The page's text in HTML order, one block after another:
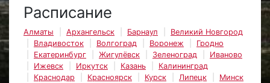
Расписание
Алматы Архангельск Барнаул
Великий Новгород
Владивосток
Волгоград Воронеж
Гродно
Екатеринбург
Жигулёвск Зеленоград
Иваново
Ижевск
Иркутск Казань
Калининград
Краснодар
Красноярск Курск Липецк
Минск